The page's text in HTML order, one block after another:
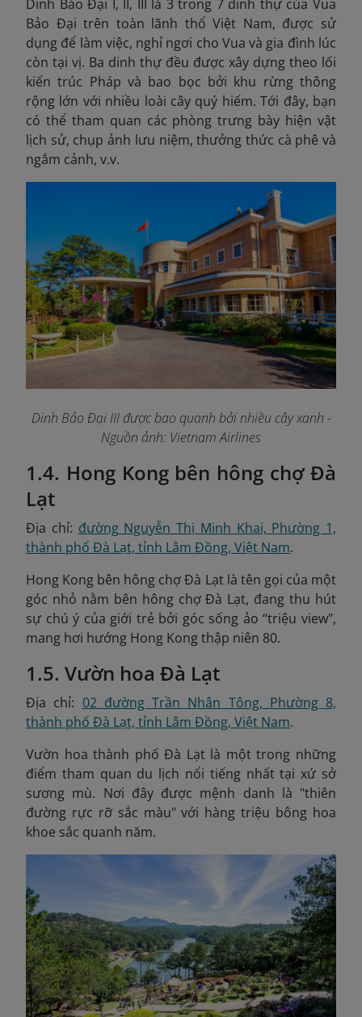
Dinh Bảo Đại I, II, III là 3 trong 7 dinh thự của Vua
Bảo Đại trên toàn lãnh thổ Việt Nam, được sử
dụng để làm việc, nghỉ ngơi cho Vua và gia đình lúc
còn tại vị. Ba dinh thự đều được xây dựng theo lối
kiến trúc Pháp và bao bọc bởi khu rừng thông
rộng lớn với nhiều loài cây quý hiếm. Tới đây, bạn
có thể ​​tham quan các phòng trưng bày hiện vật
lịch sử, chụp ảnh lưu niệm, thưởng thức cà phê và
ngắm cảnh, v.v.
Dinh Bảo Đại III được bao quanh bởi nhiều cây xanh -
Nguồn ảnh: Vietnam Airlines
1.4. Hong Kong bên hông chợ Đà
Lạt
Địa chỉ: đường Nguyễn Thị Minh Khai, Phường 1,
thành phố Đà Lạt, tỉnh Lâm Đồng, Việt Nam.
Hong Kong bên hông chợ Đà Lạt là tên gọi của một
góc nhỏ nằm bên hông chợ Đà Lạt, đang thu hút
sự chú ý của giới trẻ bởi góc sống ảo “triệu view",
mang hơi hướng Hong Kong thập niên 80.
1.5. Vườn hoa Đà Lạt
Địa chỉ: 02 đường Trần Nhân Tông, Phường 8,
thành phố Đà Lạt, tỉnh Lâm Đồng, Việt Nam.
Vườn hoa thành phố Đà Lạt là một trong những
điểm tham quan du lịch nổi tiếng nhất tại xứ sở
sương mù. Nơi đây được mệnh danh là "thiên
đường rực rỡ sắc màu" với hàng triệu bông hoa
khoe sắc quanh năm.